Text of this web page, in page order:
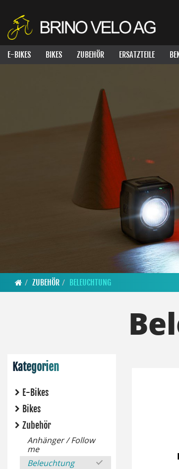
E-BIKES BIKES ZUBEHÖR ERSATZTEILE
ZUBEHÖR BELEUCHTUNG
Kategorien
E-Bikes
Bikes
Zubehör
Anhänger / Follow
me
Beleuchtung